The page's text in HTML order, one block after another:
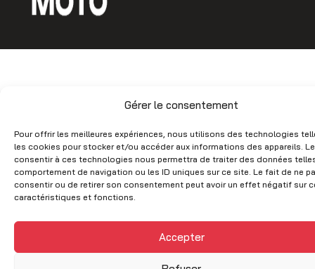
Gérer le consentement
Pour offrir les meilleures expériences, nous utilisons des technologies
les cookies pour stocker et/ou accéder aux informations des appareils.
consentir à ces technologies nous permettra de traiter des données
comportement de navigation ou les ID uniques sur ce site. Le fait de ne
consentir ou de retirer son consentement peut avoir un effet négatif sur
caractéristiques et fonctions.
Accepter
k
a